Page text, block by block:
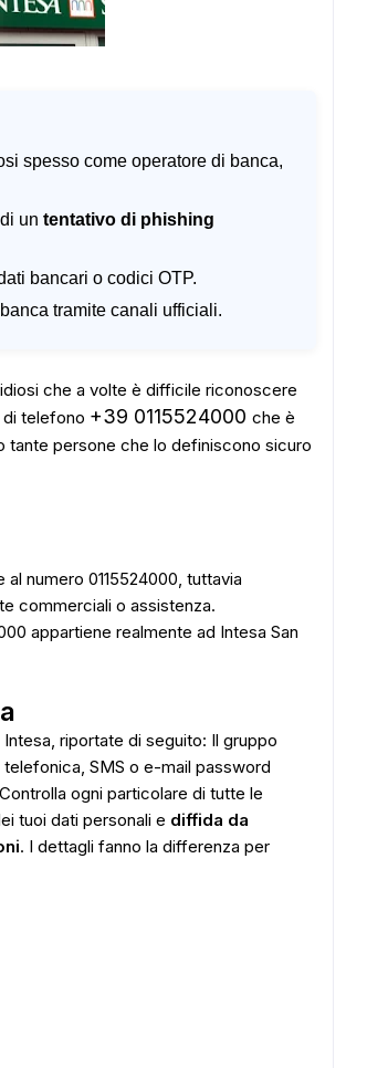
spesso come operatore di banca,
un tentativo di phishing
bancari o codici OTP.
tramite canali ufficiali.
che a volte è difficile riconoscere
di telefono +39 0115524000 che è
tante persone che lo definiscono sicuro
numero 0115524000, tuttavia
commerciali o assistenza.
appartiene realmente ad Intesa San
riportate di seguito: Il gruppo
SMS o e-mail password
ogni particolare di tutte le
tuoi dati personali e diffida da
. I dettagli fanno la differenza per